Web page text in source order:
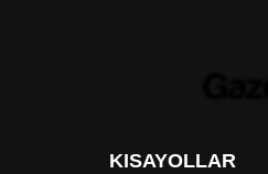
KISAYOLLAR